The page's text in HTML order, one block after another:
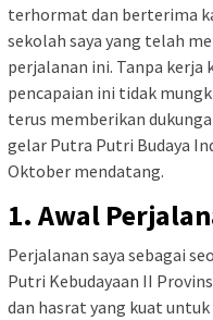
terhormat dan berterima
sekolah saya yang telah
perjalanan ini. Tanpa kerja
pencapaian ini tidak
terus memberikan
gelar Putra Putri Budaya
Oktober mendatang.
1. Awal
Perjalanan saya sebagai
Putri Kebudayaan II
dan hasrat yang kuat